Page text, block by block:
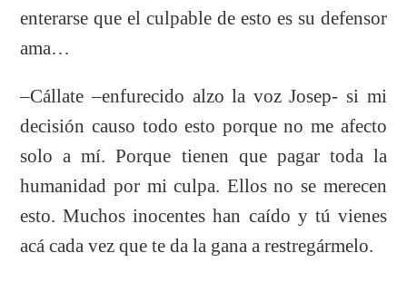
enterarse que el culpable de esto es su defensor
ama…
–Cállate –enfurecido alzo la voz Josep- si mi
decisión causo todo esto porque no me afecto
solo a mí. Porque tienen que pagar toda la
humanidad por mi culpa. Ellos no se merecen
esto. Muchos inocentes han caído y tú vienes
acá cada vez que te da la gana a restregármelo.